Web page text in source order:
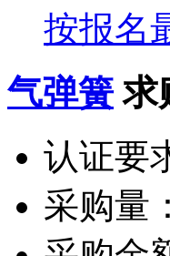
按报名
气弹簧 求
认证要
采购量：